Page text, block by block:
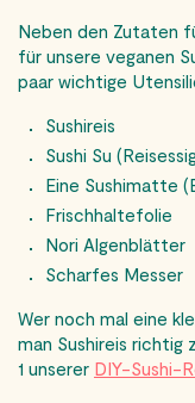
Neben den Zutaten
für unsere veganen
paar wichtige
Sushireis
Sushi Su
Eine Sushimatte
Frischhaltefolie
Nori Algenblätter
Scharfes Messer
Wer noch mal eine
man Sushireis
1 unserer DIY-Sushi-